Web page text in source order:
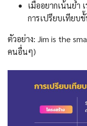
เมื่ออยากเน้นย้ำ
การเปรียบเทียบ
ตัวอย่าง: Jim is the
คนอื่นๆ)